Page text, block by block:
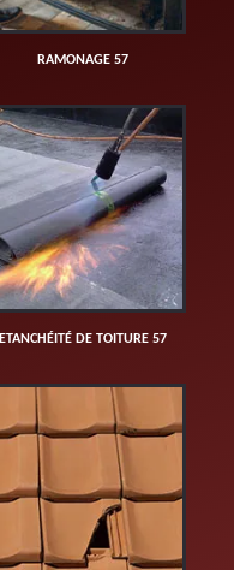
RAMONAGE 57
ETANCHÉITÉ DE TOITURE 57